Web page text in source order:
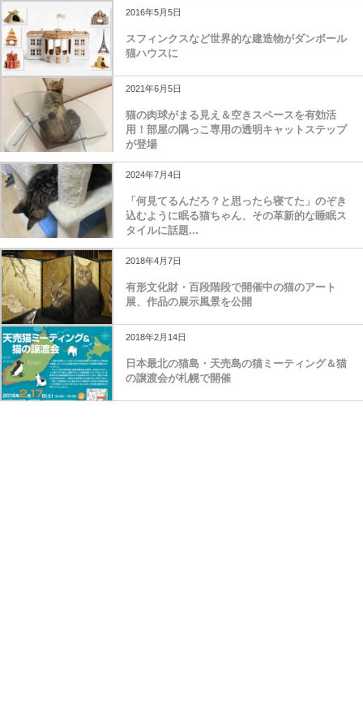
2016年5月5日
スフィンクスなど世界的な建造物がダンボール
猫ハウスに
2021年6月5日
猫の肉球がまる見え＆空きスペースを有効活
用！部屋の隅っこ専用の透明キャットステップ
が登場
2024年7月4日
「何見てるんだろ？と思ったら寝てた」のぞき
込むように眠る猫ちゃん、その革新的な睡眠ス
タイルに話題...
2018年4月7日
有形文化財・百段階段で開催中の猫のアート
展、作品の展示風景を公開
2018年2月14日
日本最北の猫島・天売島の猫ミーティング＆猫
の譲渡会が札幌で開催